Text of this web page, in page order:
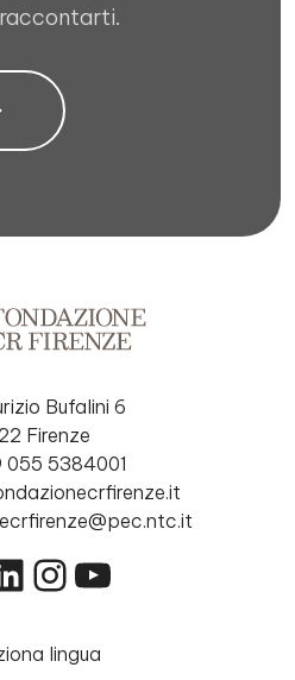
Bufalini 6
Firenze
055 5384001
Instagram
YouTube
lingua